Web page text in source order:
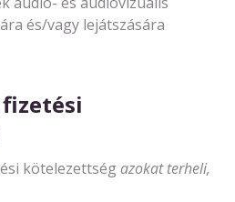
és/vagy lejátszására
kötelezettség azokat terheli,